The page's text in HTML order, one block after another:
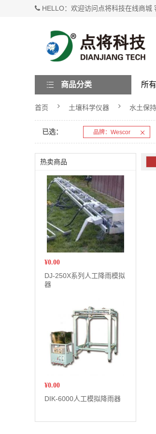
HELLO：欢迎访问点将科技在线商城
所
商品分类
首页 土壤科学仪器 水土保持
已选： 品牌：Wescor
热卖商品
¥0.00
DJ-250X系列人工降雨模拟
器
¥0.00
DIK-6000人工模拟降雨器